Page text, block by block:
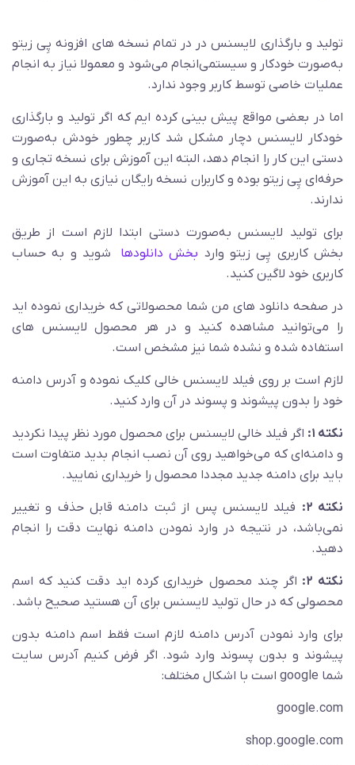
تولید و بارگذاری لایسنس در در تمام نسخه های افزونه پِی زیتو
به‌صورت خودکار و سیستمی‌انجام می‌شود و معمولا نیاز به انجام
عملیات خاصی توسط کاربر وجود ندارد.
اما در بعضی مواقع پیش بینی کرده ایم که اگر تولید و بارگذاری
خودکار لایسنس دچار مشکل شد کاربر چطور خودش به‌صورت
دستی این کار را انجام دهد، البته این آموزش برای نسخه تجاری و
حرفه‌ای پِی زیتو بوده و کاربران نسخه رایگان نیازی به این آموزش
ندارند.
برای تولید لایسنس به‌صورت دستی ابتدا لازم است از طریق
بخش کاربری پِی زیتو وارد بخش دانلودها
شوید و به حساب
کاربری خود لاگین کنید.
در صفحه دانلود های من شما محصولاتی که خریداری نموده اید
را می‌توانید مشاهده کنید و در هر محصول لایسنس های
استفاده شده و نشده شما نیز مشخص است.
لازم است بر روی فیلد لایسنس خالی کلیک نموده و آدرس دامنه
خود را بدون پیشوند و پسوند در آن وارد کنید.
نکته ۱:
اگر فیلد خالی لایسنس برای محصول مورد نظر پیدا نکردید
و دامنه‌ای که می‌خواهید روی آن نصب انجام بدید متفاوت است
باید برای دامنه جدید مجددا محصول را خریداری نمایید.
نکته ۲:
فیلد لایسنس پس از ثبت دامنه قابل حذف و تغییر
نمی‌باشد، در نتیجه در وارد نمودن دامنه نهایت دقت را انجام
دهید.
نکته ۲:
اگر چند محصول خریداری کرده اید دقت کنید که اسم
محصولی که در حال تولید لایسنس برای آن هستید صحیح باشد.
برای وارد نمودن آدرس دامنه لازم است فقط اسم دامنه بدون
پیشوند و بدون پسوند وارد شود. اگر فرض کنیم آدرس سایت
شما google است با اشکال مختلف:
google.com
shop.google.com